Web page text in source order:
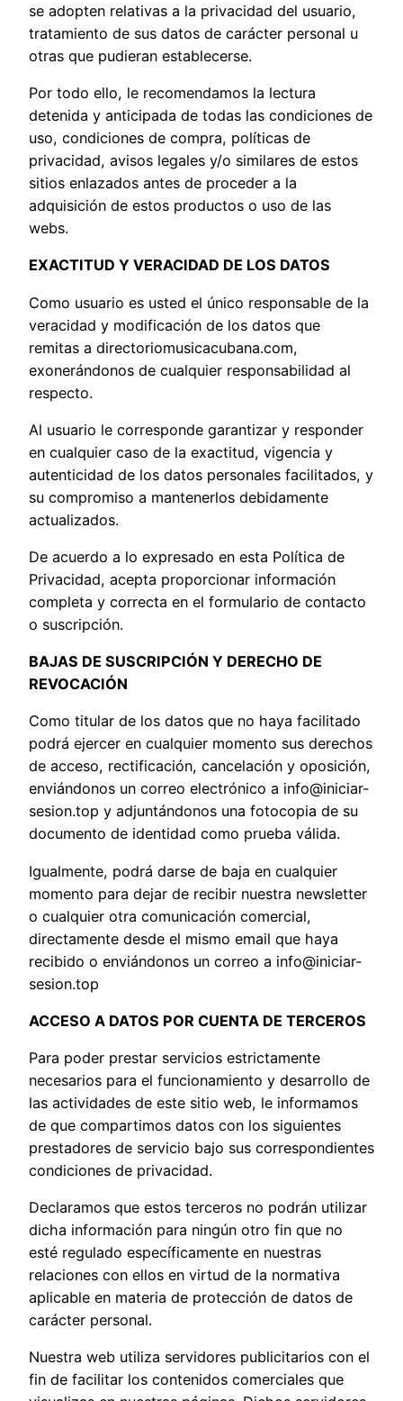
se adopten relativas a la privacidad del usuario,
tratamiento de sus datos de carácter personal u
otras que pudieran establecerse.
Por todo ello, le recomendamos la lectura
detenida y anticipada de todas las condiciones de
uso, condiciones de compra, políticas de
privacidad, avisos legales y/o similares de estos
sitios enlazados antes de proceder a la
adquisición de estos productos o uso de las
webs.
EXACTITUD Y VERACIDAD DE LOS DATOS
Como usuario es usted el único responsable de la
veracidad y modificación de los datos que
remitas a directoriomusicacubana.com,
exonerándonos de cualquier responsabilidad al
respecto.
Al usuario le corresponde garantizar y responder
en cualquier caso de la exactitud, vigencia y
autenticidad de los datos personales facilitados, y
su compromiso a mantenerlos debidamente
actualizados.
De acuerdo a lo expresado en esta Política de
Privacidad, acepta proporcionar información
completa y correcta en el formulario de contacto
o suscripción.
BAJAS DE SUSCRIPCIÓN Y DERECHO DE
REVOCACIÓN
Como titular de los datos que no haya facilitado
podrá ejercer en cualquier momento sus derechos
de acceso, rectificación, cancelación y oposición,
enviándonos un correo electrónico a info@iniciar-
sesion.top y adjuntándonos una fotocopia de su
documento de identidad como prueba válida.
Igualmente, podrá darse de baja en cualquier
momento para dejar de recibir nuestra newsletter
o cualquier otra comunicación comercial,
directamente desde el mismo email que haya
recibido o enviándonos un correo a info@iniciar-
sesion.top
ACCESO A DATOS POR CUENTA DE TERCEROS
Para poder prestar servicios estrictamente
necesarios para el funcionamiento y desarrollo de
las actividades de este sitio web, le informamos
de que compartimos datos con los siguientes
prestadores de servicio bajo sus correspondientes
condiciones de privacidad.
Declaramos que estos terceros no podrán utilizar
dicha información para ningún otro fin que no
esté regulado específicamente en nuestras
relaciones con ellos en virtud de la normativa
aplicable en materia de protección de datos de
carácter personal.
Nuestra web utiliza servidores publicitarios con el
fin de facilitar los contenidos comerciales que